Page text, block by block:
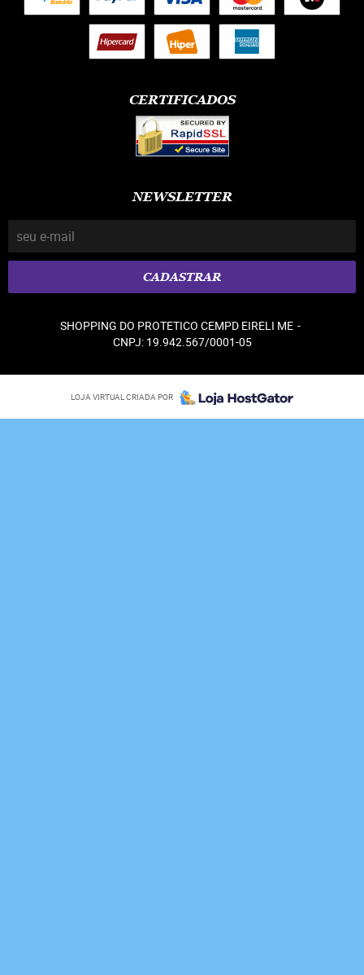
CERTIFICADOS
NEWSLETTER
CADASTRAR
SHOPPING DO PROTETICO CEMPD EIRELI ME
CNPJ: 19.942.567/0001-05
LOJA VIRTUAL CRIADA POR